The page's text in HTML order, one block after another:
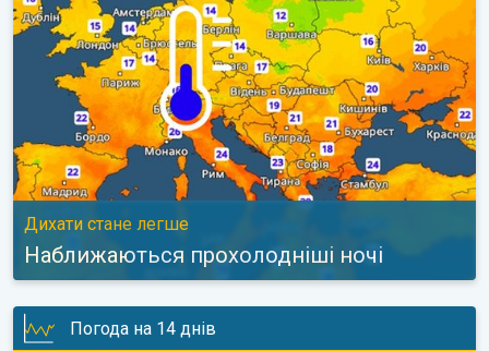
Дихати стане легше
Наближаються прохолодніші ночі
Погода на 14 днів